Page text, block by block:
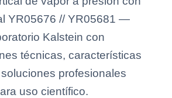
YR05676 // YR05681 —
Kalstein con
técnicas, características
profesionales
uso científico.